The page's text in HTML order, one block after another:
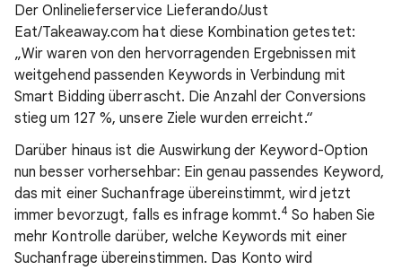
Der Onlinelieferservice Lieferando/Just
Eat/Takeaway.com hat diese Kombination getestet:
„Wir waren von den hervorragenden Ergebnissen mit
weitgehend passenden Keywords in Verbindung mit
Smart Bidding überrascht. Die Anzahl der Conversions
stieg um 127 %, unsere Ziele wurden erreicht.“
Darüber hinaus ist die Auswirkung der Keyword-Option
nun besser vorhersehbar: Ein genau passendes Keyword,
das mit einer Suchanfrage übereinstimmt, wird jetzt
immer bevorzugt, falls es infrage kommt.4 So haben Sie
mehr Kontrolle darüber, welche Keywords mit einer
Suchanfrage übereinstimmen. Das Konto wird